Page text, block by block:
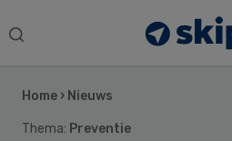
Search
Home › Nieuws
Thema: Preventie
Sidebar